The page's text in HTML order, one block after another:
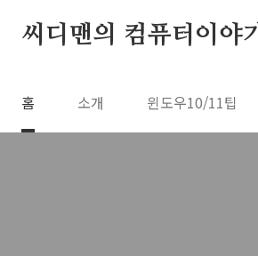
씨디맨의 컴퓨터이야기
홈 소개 윈도우10/11팁